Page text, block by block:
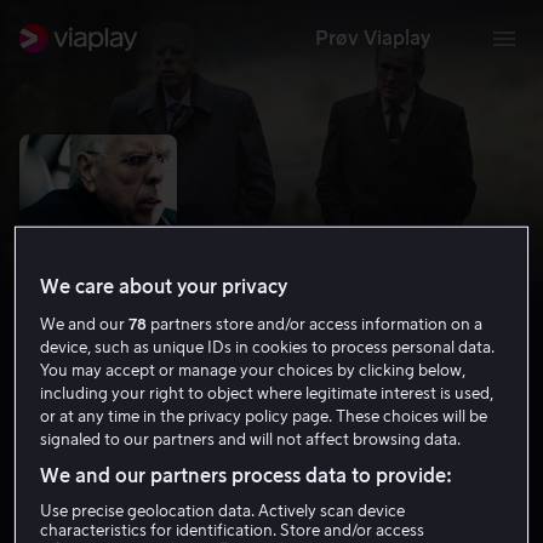
Prøv Viaplay
The Journey
6.7 Drama 2017 1 t 30 min
12 år
HD
We care about your privacy
We and our78 partners store and/or access information on a
device, such as unique IDs in cookies to process personal data.
You may accept or manage your choices by clicking below,
including your right to object where legitimate interest is used,
or at any time in the privacy policy page. These choices will be
signaled to our partners and will not affect browsing data.
We and our partners process data to provide:
Use precise geolocation data. Actively scan device
characteristics for identification. Store and/or access